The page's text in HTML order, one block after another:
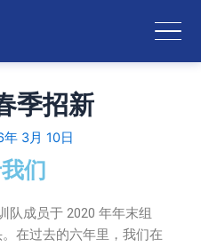
季招新
3月 10日
们
成员于 2020 年年末组
在过去的六年里，我们在